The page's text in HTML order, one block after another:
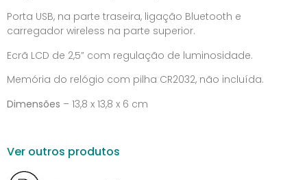
Porta USB, na parte traseira, ligação Bluetooth e
carregador wireless na parte superior.
Ecrã LCD de 2,5” com regulação de luminosidade.
Memória do relógio com pilha CR2032, não incluída.
Dimensões – 13,8 x 13,8 x 6 cm
Ver outros produtos